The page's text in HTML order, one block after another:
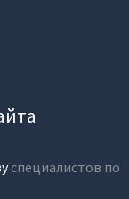
специалистов по